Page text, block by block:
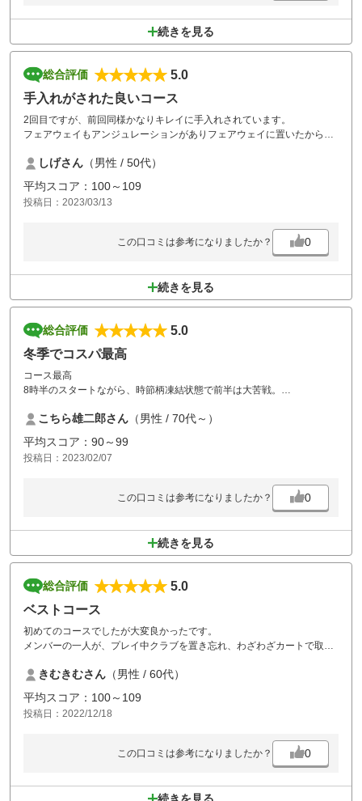
続きを見る
総合評価
5.0
手入れがされた良いコース
2回目ですが、前回同様かなりキレイに手入れされています。
フェアウェイもアンジュレーションがありフェアウェイに置いたからOK
バンカーも多く、しかも効いているので、簡単には
グリーンに乗せさせてくれません。
またグリーンも平日だからかかなり厳しいめのカップ
位置だった感じです。
平日で混んでもないので、もっとゆったり回りたいと
しげさん （男性 / 50代）
平均スコア：100～109
投稿日：2023/03/13
この口コミは参考になりましたか？ 0
続きを見る
総合評価
5.0
冬季でコスパ最高
コース最高
8時半のスタートながら、時節柄凍結状態で前半は大苦戦。
若い時は気にならなかったコースのアップダウンが70を過ぎて足にきた
が、春には再度挑戦したい。
こちら雄二郎さん （男性 / 70代～）
平均スコア：90～99
投稿日：2023/02/07
この口コミは参考になりましたか？ 0
続きを見る
総合評価
5.0
ベストコース
初めてのコースでしたが大変良かったです。
メンバーの一人が、プレイ中クラブを置き忘れ、わざわざカートで取り
また行きたいです。
きむきむさん （男性 / 60代）
平均スコア：100～109
投稿日：2022/12/18
この口コミは参考になりましたか？ 0